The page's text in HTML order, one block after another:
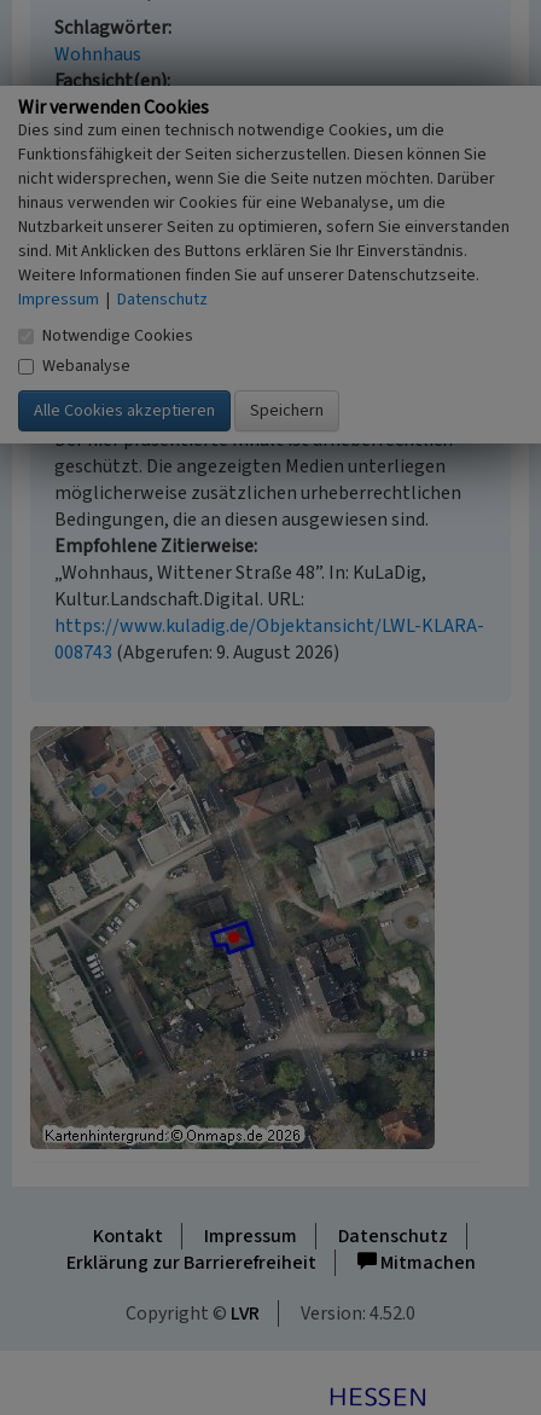
Schlagwörter
Wohnhaus
Fachsicht(en)
Denkmalpflege
Erfassungsmaßstab
i.d.R. 1:25.000 (kleiner als 1:20.000)
Erfassungsmethode
keine Angabe
Historischer Zeitraum
Beginn 1887
Empfohlene Zitierweise
Urheberrechtlicher Hinweis
Der hier präsentierte Inhalt ist urheberrechtlich
geschützt. Die angezeigten Medien unterliegen
möglicherweise zusätzlichen urheberrechtlichen
Bedingungen, die an diesen ausgewiesen sind.
Empfohlene Zitierweise
„Wohnhaus, Wittener Straße 48”. In: KuLaDig,
Kultur.Landschaft.Digital. URL:
https://www.kuladig.de/Objektansicht/LWL-KLARA-
008743 (Abgerufen: 9. August 2026)
Kontakt Impressum
Datenschutz
Erklärung zur Barrierefreiheit
Mitmachen
Copyright © LVR Version: 4.52.0
Wir verwenden Cookies
Dies sind zum einen technisch notwendige Cookies, um die
Funktionsfähigkeit der Seiten sicherzustellen. Diesen können Sie
nicht widersprechen, wenn Sie die Seite nutzen möchten. Darüber
hinaus verwenden wir Cookies für eine Webanalyse, um die
Nutzbarkeit unserer Seiten zu optimieren, sofern Sie einverstanden
sind. Mit Anklicken des Buttons erklären Sie Ihr Einverständnis.
Weitere Informationen finden Sie auf unserer Datenschutzseite.
Impressum | Datenschutz
Notwendige Cookies
Webanalyse